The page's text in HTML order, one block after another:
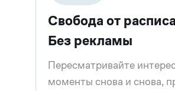
Свобода от
Без рекламы
Пересматривайте
моменты снова и снова,